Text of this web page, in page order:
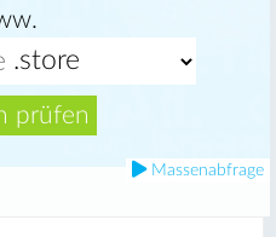
prüfen
Massenabfrage